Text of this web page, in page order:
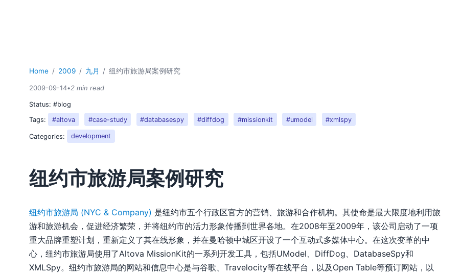
Home 2009 九月 纽约市旅游局案例研究
2009-09-14•2 min read
Status:#blog
Tags:
#altova #case-study #databasespy #diffdog #missionkit #umodel #xmlspy
Categories: development
纽约市旅游局案例研究
纽约市旅游局 (NYC & Company) 是纽约市五个行政区官方的营销、旅游和合作机构。其使命是最大限度地利用旅
游和旅游机会，促进经济繁荣，并将纽约市的活力形象传播到世界各地。在2008年至2009年，该公司启动了一项
重大品牌重塑计划，重新定义了其在线形象，并在曼哈顿中城区开设了一个互动式多媒体中心。在这次变革的中
心，纽约市旅游局使用了Altova MissionKit的一系列开发工具，包括UModel、DiffDog、DatabaseSpy和
XMLSpy。纽约市旅游局的网站和信息中心是与谷歌、Travelocity等在线平台，以及Open Table等预订网站，以